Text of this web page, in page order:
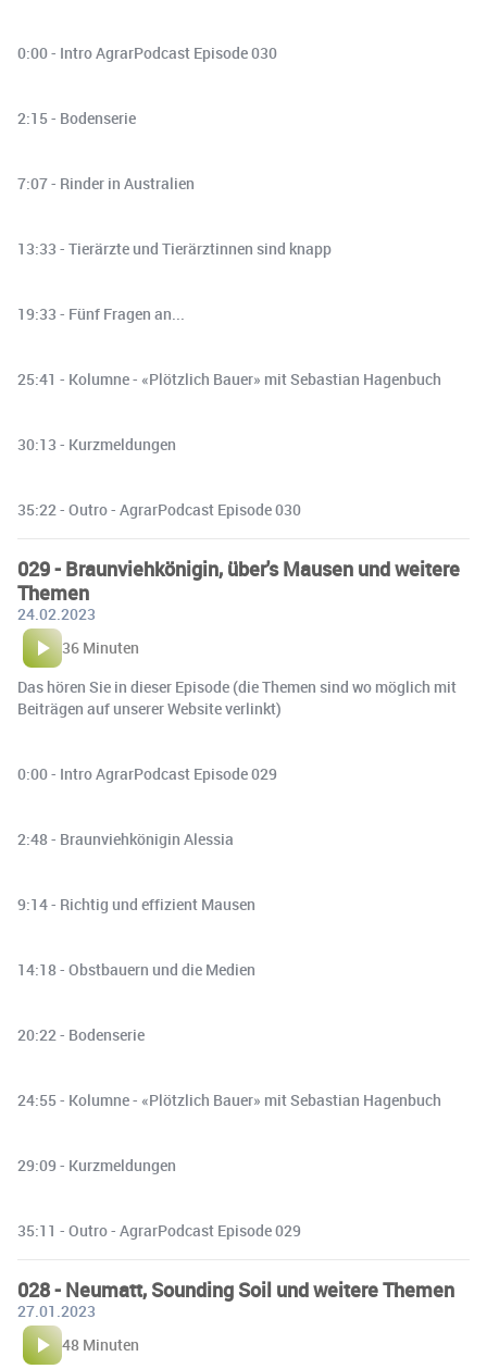
0:00 - Intro AgrarPodcast Episode 030
2:15 - Bodenserie
7:07 - Rinder in Australien
13:33 - Tierärzte und Tierärztinnen sind knapp
19:33 - Fünf Fragen an...
25:41 - Kolumne - «Plötzlich Bauer» mit Sebastian Hagenbuch
30:13 - Kurzmeldungen
35:22 - Outro - AgrarPodcast Episode 030
029 - Braunviehkönigin, über's Mausen und weitere
Themen
24.02.2023
36 Minuten
Das hören Sie in dieser Episode (die Themen sind wo möglich mit
Beiträgen auf unserer Website verlinkt)
0:00 - Intro AgrarPodcast Episode 029
2:48 - Braunviehkönigin Alessia
9:14 - Richtig und effizient Mausen
14:18 - Obstbauern und die Medien
20:22 - Bodenserie
24:55 - Kolumne - «Plötzlich Bauer» mit Sebastian Hagenbuch
29:09 - Kurzmeldungen
35:11 - Outro - AgrarPodcast Episode 029
028 - Neumatt, Sounding Soil und weitere Themen
27.01.2023
48 Minuten